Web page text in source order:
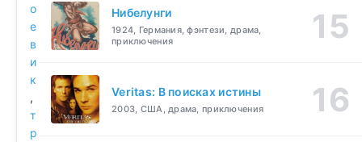
о
е
в
и
к
,
т
р
Нибелунги
1924, Германия, фэнтези, драма,
приключения
Veritas: В поисках истины
2003, США, драма, приключения